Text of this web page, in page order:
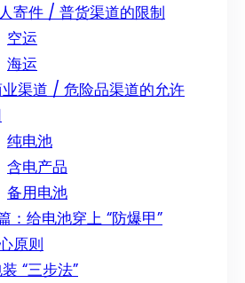
寄件 / 普货渠道的限制
空运
海运
业渠道 / 危险品渠道的允许
纯电池
含电产品
备用电池
：给电池穿上 “防爆甲”
原则
“三步法”